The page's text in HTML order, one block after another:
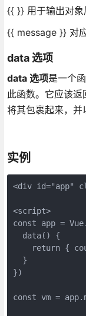
{{ }} 用于输出对象
{{ message }} 对
data 选项
data 选项是一个
此函数。它应该
将其包裹起来，并
实例
<div id="app"
<script>
const app =
  data() {
return {
  }
})
const vm =